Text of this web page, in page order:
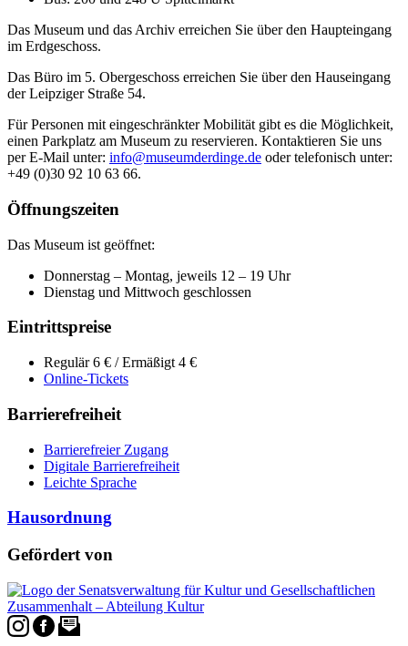
Das Museum und das Archiv erreichen Sie über den Haupteingang
im Erdgeschoss.
Das Büro im 5. Obergeschoss erreichen Sie über den Hauseingang
der Leipziger Straße 54.
Für Personen mit eingeschränkter Mobilität gibt es die Möglichkeit,
einen Parkplatz am Museum zu reservieren. Kontaktieren Sie uns
per E-Mail unter: info@museumderdinge.de oder telefonisch unter:
+49 (0)30 92 10 63 66.
Öffnungszeiten
Das Museum ist geöffnet:
Donnerstag – Montag, jeweils 12 – 19 Uhr
Dienstag und Mittwoch geschlossen
Eintrittspreise
Regulär 6 € / Ermäßigt 4 €
Online-Tickets
Barrierefreiheit
Barrierefreier Zugang
Digitale Barrierefreiheit
Leichte Sprache
Hausordnung
Gefördert von